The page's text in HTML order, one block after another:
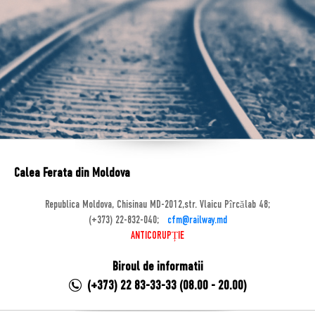
Calea Ferata din Moldova
Republica Moldova, Chisinau MD-2012,str. Vlaicu Pîrcălab 48;
(+373) 22-832-040;
cfm@railway.md
ANTICORUPȚIE
Biroul de informatii
(+373) 22 83-33-33 (08.00 - 20.00)